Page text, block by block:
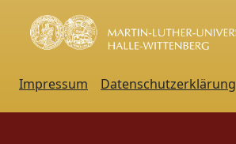
Impressum Datenschutzerklärung